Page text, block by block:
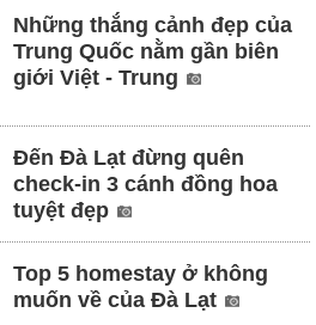
Những thắng cảnh đẹp của
Trung Quốc nằm gần biên
giới Việt - Trung
Đến Đà Lạt đừng quên
check-in 3 cánh đồng hoa
tuyệt đẹp
Top 5 homestay ở không
muốn về của Đà Lạt